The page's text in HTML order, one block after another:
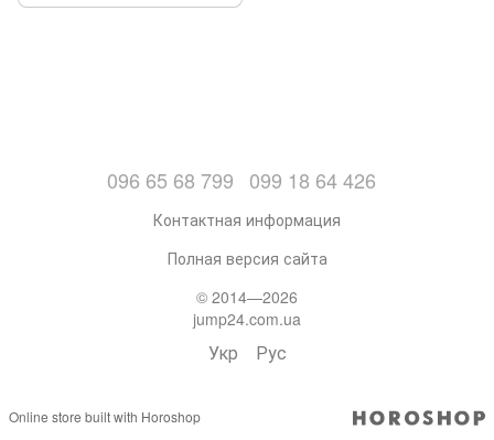
096 65 68 799 099 18 64 426
Контактная информация
Полная версия сайта
© 2014—2026
jump24.com.ua
Укр Рус
Online store built with Horoshop